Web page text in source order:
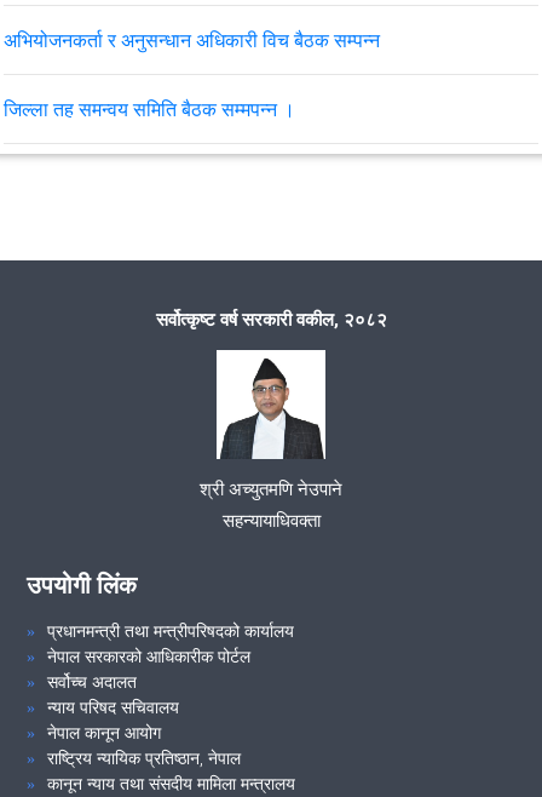
अभियोजनकर्ता र अनुसन्धान अधिकारी विच बैठक सम्पन्न
जिल्ला तह समन्वय समिति बैठक सम्मपन्न ।
२०८०।१०।०९ गते जिल्ला स्तरीय समन्वय समितिको बैठक सम्पन्न
मिति २०८०।१०।१३ गते समुदायमा सरकारी वकील कार्याक्रम सम्पन्न
सर्वोत्कृष्ट वर्ष सरकारी वकील, २०८२
श्री अच्युतमणि नेउपाने
सहन्यायाधिवक्ता
उपयोगी लिंक
प्रधानमन्त्री तथा मन्त्रीपरिषदको कार्यालय
नेपाल सरकारको आधिकारीक पोर्टल
सर्वोच्च अदालत
न्याय परिषद सचिवालय
नेपाल कानून आयोग
राष्ट्रिय न्यायिक प्रतिष्ठान, नेपाल
कानून न्याय तथा संसदीय मामिला मन्त्रालय